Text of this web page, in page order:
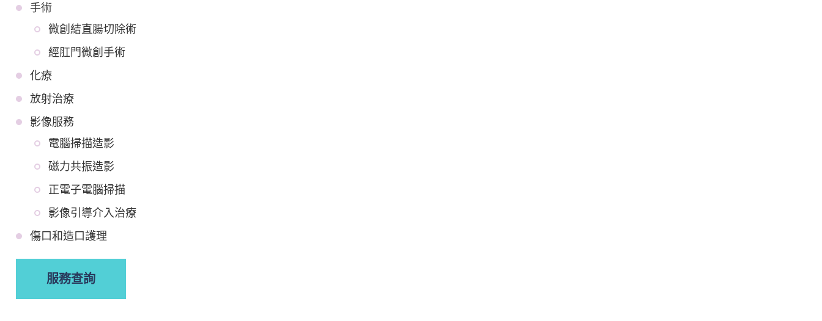
手術
微創結直腸切除術
經肛門微創手術
化療
放射治療
影像服務
電腦掃描造影
磁力共振造影
正電子電腦掃描
影像引導介入治療
傷口和造口護理
服務查詢